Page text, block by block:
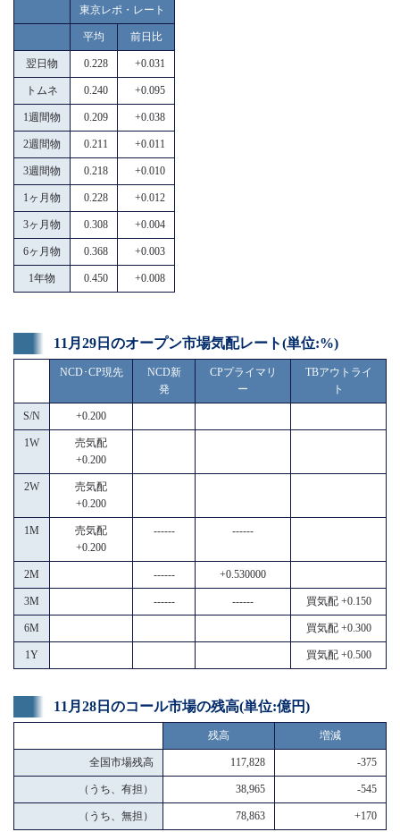
東京レポ・レート
平均 前日比
翌日物 0.228 +0.031
トムネ 0.240 +0.095
1週間物 0.209 +0.038
2週間物 0.211 +0.011
3週間物 0.218 +0.010
1ヶ月物 0.228 +0.012
3ヶ月物 0.308 +0.004
6ヶ月物 0.368 +0.003
1年物 0.450 +0.008
11月29日のオープン市場気配レート(単位:%)
NCD･CP現先
NCD新
発
CPプライマリ
ー
TBアウトライ
ト
S/N +0.200
1W
売気配
+0.200
2W
売気配
+0.200
1M
売気配
+0.200
------ ------
2M ------ +0.530000
3M ------ ------ 買気配 +0.150
6M 買気配 +0.300
1Y 買気配 +0.500
11月28日のコール市場の残高(単位:億円)
残高 増減
全国市場残高 117,828 -375
（うち、有担） 38,965 -545
（うち、無担） 78,863 +170